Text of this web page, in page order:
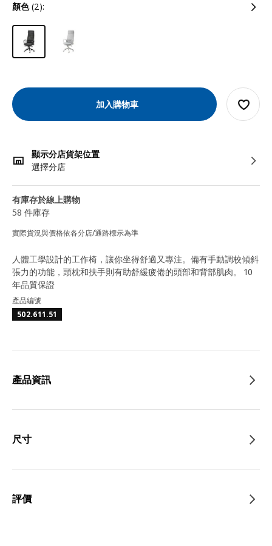
顏色(2):
加入購物車
顯示分店貨架位置
選擇分店
有庫存於線上購物
58 件庫存
實際貨況與價格依各分店/通路標示為準
人體工學設計的工作椅，讓你坐得舒適又專注。備有手動調校傾斜
張力的功能，頭枕和扶手則有助舒緩疲倦的頭部和背部肌肉。 10
年品質保證
產品編號
502.611.51
產品資訊
尺寸
評價